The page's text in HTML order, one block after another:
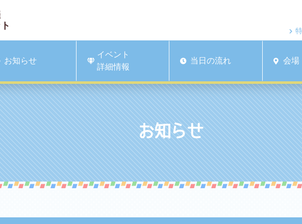
お知らせ
イベント
詳細情報
当日の流れ 会場
お知らせ